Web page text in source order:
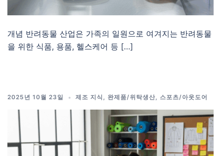
개념 반려동물 산업은 가족의 일원으로 여겨지는 반려동물
을 위한 식품, 용품, 헬스케어 등 […]
2025년 10월 23일 제조 지식 , 완제품/위탁생산, 스포츠/아웃도어